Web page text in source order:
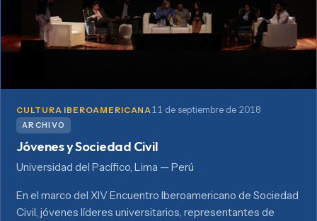
CULTURA IBEROAMERICANA 11 de septiembre de 2018
ARCHIVO
Jóvenes y Sociedad Civil
Universidad del Pacífico, Lima — Perú
En el marco del XIV Encuentro Iberoamericano de Sociedad
Civil, jóvenes líderes universitarios, representantes de